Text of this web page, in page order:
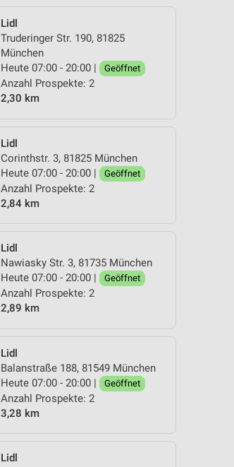
Lidl
Truderinger Str. 190, 81825
München
Heute 07:00 - 20:00 |
Geöffnet
Anzahl Prospekte: 2
2,30 km
Lidl
Corinthstr. 3, 81825 München
Heute 07:00 - 20:00 |
Geöffnet
Anzahl Prospekte: 2
2,84 km
Lidl
Nawiasky Str. 3, 81735 München
Heute 07:00 - 20:00 |
Geöffnet
Anzahl Prospekte: 2
2,89 km
Lidl
Balanstraße 188, 81549 München
Heute 07:00 - 20:00 |
Geöffnet
Anzahl Prospekte: 2
3,28 km
Lidl